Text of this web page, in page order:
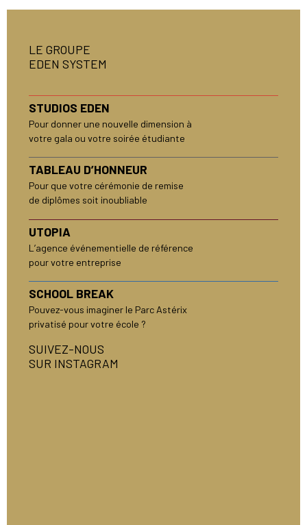
LE GROUPE
EDEN SYSTEM
STUDIOS EDEN
Pour donner une nouvelle dimension à
votre gala ou votre soirée étudiante
TABLEAU D’HONNEUR
Pour que votre cérémonie de remise
de diplômes soit inoubliable
UTOPIA
L’agence événementielle de référence
pour votre entreprise
SCHOOL BREAK
Pouvez-vous imaginer le Parc Astérix
privatisé pour votre école ?
SUIVEZ-NOUS
SUR INSTAGRAM